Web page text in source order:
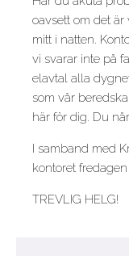
oavsett om det
mitt i natten.
vi svarar inte på
elavtal alla
som vår
här för dig. Du
I samband med
kontoret
TREVLIG HELG!